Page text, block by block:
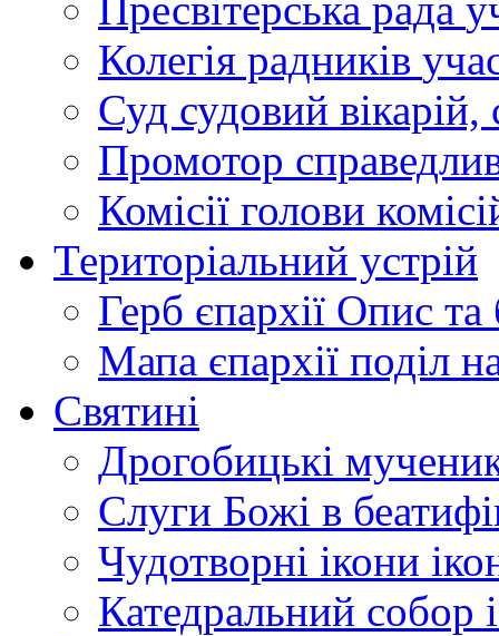
Колегія радників
Суд судовий вікарій,
Промотор
Комісії голови
Територіальний устрій
Герб єпархії Опис та
Мапа єпархії поділ
Святині
Дрогобицькі
Слуги Божі в
Чудотворні ікони
Катедральний собор